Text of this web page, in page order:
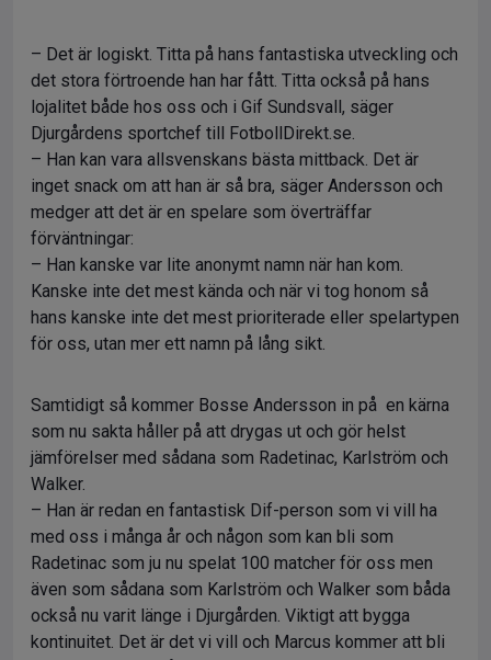
– Det är logiskt. Titta på hans fantastiska utveckling och
det stora förtroende han har fått. Titta också på hans
lojalitet både hos oss och i Gif Sundsvall, säger
Djurgårdens sportchef till FotbollDirekt.se.
– Han kan vara allsvenskans bästa mittback. Det är
inget snack om att han är så bra, säger Andersson och
medger att det är en spelare som överträffar
förväntningar:
– Han kanske var lite anonymt namn när han kom.
Kanske inte det mest kända och när vi tog honom så
hans kanske inte det mest prioriterade eller spelartypen
för oss, utan mer ett namn på lång sikt.
Samtidigt så kommer Bosse Andersson in på en kärna
som nu sakta håller på att drygas ut och gör helst
jämförelser med sådana som Radetinac, Karlström och
Walker.
– Han är redan en fantastisk Dif-person som vi vill ha
med oss i många år och någon som kan bli som
Radetinac som ju nu spelat 100 matcher för oss men
även som sådana som Karlström och Walker som båda
också nu varit länge i Djurgården. Viktigt att bygga
kontinuitet. Det är det vi vill och Marcus kommer att bli